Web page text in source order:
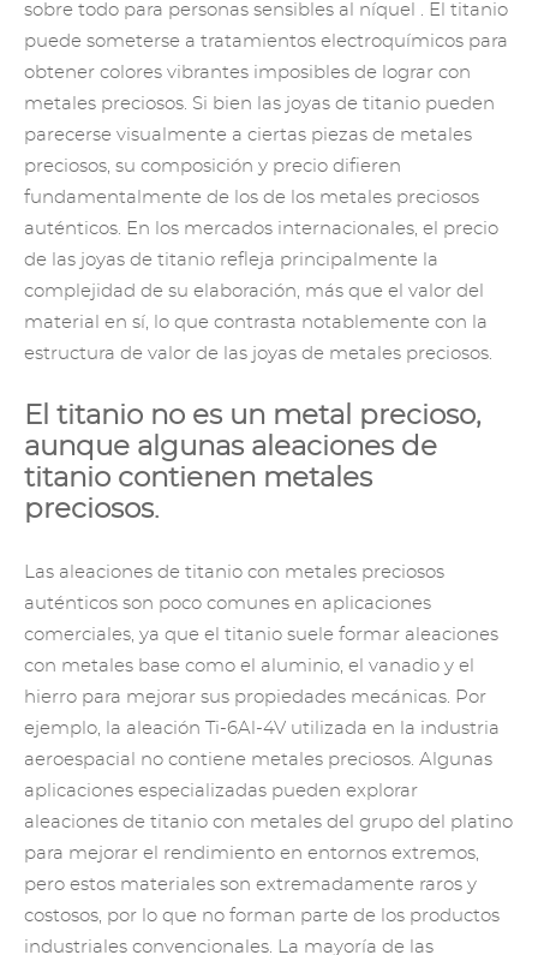
sobre todo para personas sensibles al níquel . El titanio
puede someterse a tratamientos electroquímicos para
obtener colores vibrantes imposibles de lograr con
metales preciosos. Si bien las joyas de titanio pueden
parecerse visualmente a ciertas piezas de metales
preciosos, su composición y precio difieren
fundamentalmente de los de los metales preciosos
auténticos. En los mercados internacionales, el precio
de las joyas de titanio refleja principalmente la
complejidad de su elaboración, más que el valor del
material en sí, lo que contrasta notablemente con la
estructura de valor de las joyas de metales preciosos.
El titanio no es un metal precioso,
aunque algunas aleaciones de
titanio contienen metales
preciosos.
Las aleaciones de titanio con metales preciosos
auténticos son poco comunes en aplicaciones
comerciales, ya que el titanio suele formar aleaciones
con metales base como el aluminio, el vanadio y el
hierro para mejorar sus propiedades mecánicas. Por
ejemplo, la aleación Ti-6Al-4V utilizada en la industria
aeroespacial no contiene metales preciosos. Algunas
aplicaciones especializadas pueden explorar
aleaciones de titanio con metales del grupo del platino
para mejorar el rendimiento en entornos extremos,
pero estos materiales son extremadamente raros y
costosos, por lo que no forman parte de los productos
industriales convencionales. La mayoría de las